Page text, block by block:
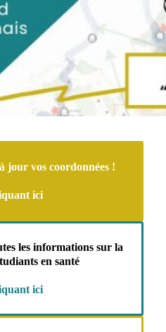
jour vos coordonnées !
ici
les informations sur la
en santé
ici